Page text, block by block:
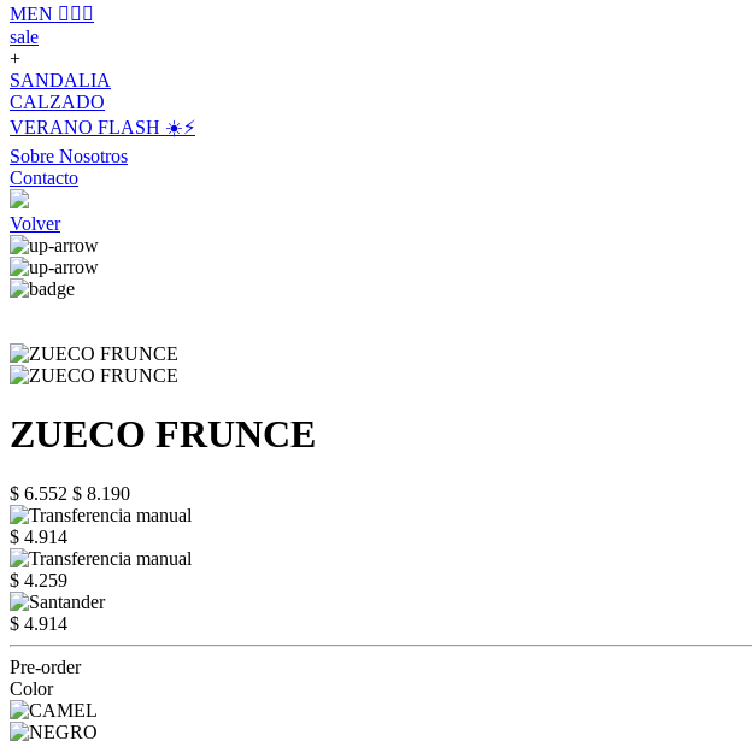
MEN 🙋🏽‍♂️
sale
+
SANDALIA
CALZADO
VERANO FLASH ☀️⚡️
Sobre Nosotros
Contacto
Volver
ZUECO FRUNCE
$ 6.552 $ 8.190
$ 4.914
$ 4.259
$ 4.914
Pre-order
Color